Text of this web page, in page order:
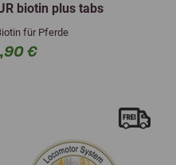
biotin plus tabs
für Pferde
€